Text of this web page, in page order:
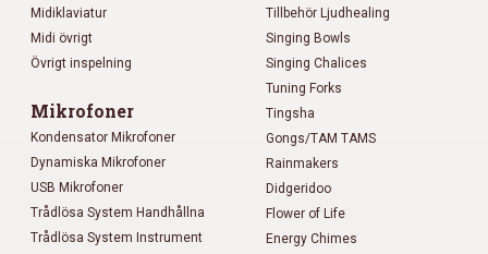
Midiklaviatur
Midi övrigt
Övrigt inspelning
Mikrofoner
Kondensator Mikrofoner
Dynamiska Mikrofoner
USB Mikrofoner
Trådlösa System Handhållna
Trådlösa System Instrument
Tillbehör Ljudhealing
Singing Bowls
Singing Chalices
Tuning Forks
Tingsha
Gongs/TAM TAMS
Rainmakers
Didgeridoo
Flower of Life
Energy Chimes